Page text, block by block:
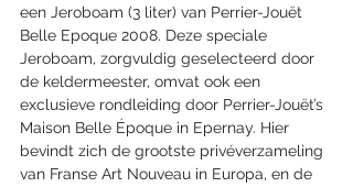
een Jeroboam (3 liter) van Perrier-Jouët
Belle Epoque 2008. Deze speciale
Jeroboam, zorgvuldig geselecteerd door
de keldermeester, omvat ook een
exclusieve rondleiding door Perrier-Jouët’s
Maison Belle Époque in Epernay. Hier
bevindt zich de grootste privéverzameling
van Franse Art Nouveau in Europa, en de